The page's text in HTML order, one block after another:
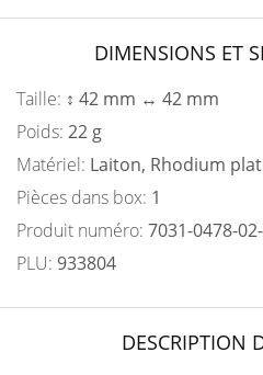
DIMENSIONS ET
Taille: ↕ 42 mm ↔ 42 mm
Poids: 22 g
Matériel: Laiton, Rhodium
Pièces dans box: 1
Produit numéro: 7031-0478-
PLU: 933804
DESCRIPTION